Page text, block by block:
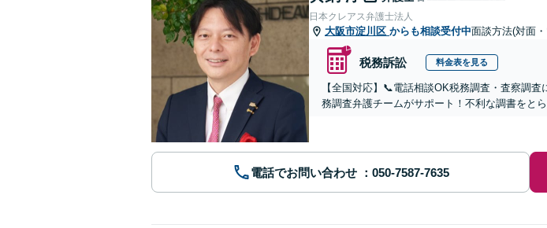
日本クレアス弁護士法人
大阪市淀川区 からも相談受付中面談方法(対面
税務訴訟 料金表を見る
【全国対応】📞電話相談OK税務調査・査察調
務調査弁護チームがサポート！不利な調書をと
電話でお問い合わせ